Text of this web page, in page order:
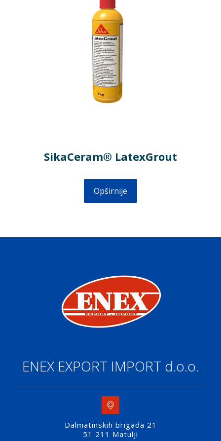
SikaCeram® LatexGrout
Opširnije
ENEX EXPORT IMPORT d.o.o.
Dalmatinskih brigada 21
51 211 Matulji